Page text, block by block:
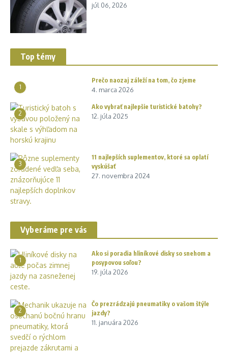
júl 06, 2026
Top témy
1
Prečo naozaj záleží na tom, čo zjeme
4. marca 2026
2
Ako vybrať najlepšie turistické batohy?
12. júla 2025
3
11 najlepších suplementov, ktoré sa oplatí
vyskúšať
27. novembra 2024
Vyberáme pre vás
1
Ako si poradia hliníkové disky so snehom a
posypovou soľou?
19. júla 2026
2
Čo prezrádzajú pneumatiky o vašom štýle
jazdy?
11. januára 2026